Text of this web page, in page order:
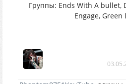
Группы: Ends With A bullet,
Engage, Green